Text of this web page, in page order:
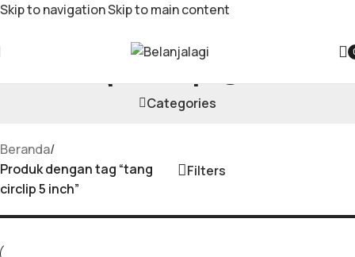
Skip to navigationSkip to main content
Categories
Beranda/
Produk dengan tag “tang
circlip 5 inch”
Filters